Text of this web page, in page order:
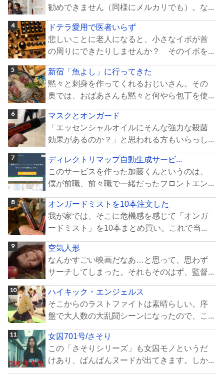
勧めできません（同様にメルカリでも）。な...
ドテラ愛用で医者いらず
悲しいことに老人になると、小さなイボが首
の周りにできたりしませんか？ そのイボを...
新宿「魚よし」に行ってきた
黙々と刺身を作ってくれるおじいさん。その
奥では、おばあさんも黙々と何やら包丁を使...
マスクとオンガード
「エッセンシャルオイルにそんな強力な殺菌
効果があるのか？」と思われる方もいらっし...
ディレクトリマップ自動生成サービ...
このサービスを作った加藤くんというのは、
僕が前職、前々職で一緒だったフロントエン...
オンガードミストを10本注文した
我が家では、そこに危機感を感じて「オンガ
ードミスト」を10本まとめ買い。これで当...
空気人形
なんかすごい映画だなあ…と思って、思わず
サーチしてしまった。それもそのはず、監督...
ハイキック・エンジェルス
そこからのラストファイトは素晴らしい。序
盤で大人数の大乱闘シーンになったので、こ...
女囚701号/さそり
この「さそりシリーズ」も女囚モノというだ
けあり、ばんばんヌードが出てきます。しか...